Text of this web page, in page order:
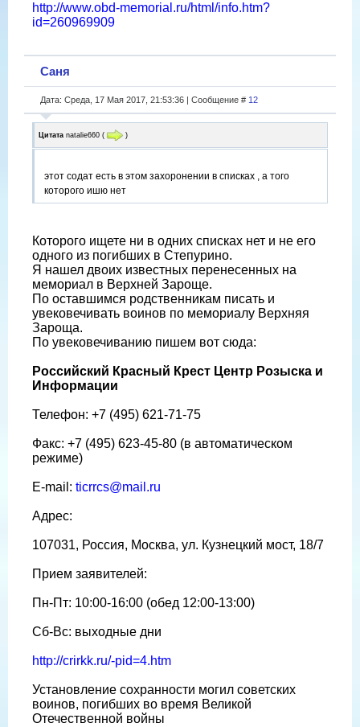
http://www.obd-memorial.ru/html/info.htm?
id=260969909
Саня
Дата: Среда, 17 Мая 2017, 21:53:36 | Сообщение # 12
Цитата natalie660 ( )
этот содат есть в этом захоронении в списках , а того
которого ишю нет
Которого ищете ни в одних списках нет и не его
одного из погибших в Степурино.
Я нашел двоих известных перенесенных на
мемориал в Верхней Зароще.
По оставшимся родственникам писать и
увековечивать воинов по мемориалу Верхняя
Зароща.
По увековечиванию пишем вот сюда:
Российский Красный Крест Центр Розыска и
Информации
Телефон: +7 (495) 621-71-75
Факс: +7 (495) 623-45-80 (в автоматическом
режиме)
E-mail: ticrrcs@mail.ru
Адрес:
107031, Россия, Москва, ул. Кузнецкий мост, 18/7
Прием заявителей:
Пн-Пт: 10:00-16:00 (обед 12:00-13:00)
Сб-Вс: выходные дни
http://crirkk.ru/-pid=4.htm
Установление сохранности могил советских
воинов, погибших во время Великой
Отечественной войны